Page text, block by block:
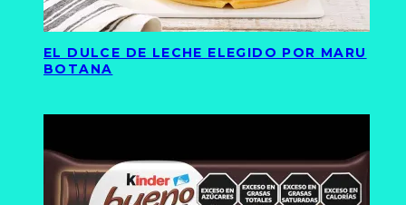
EL DULCE DE LECHE ELEGIDO POR MARU
BOTANA